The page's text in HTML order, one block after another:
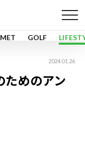
GOLF
2024.01.26
ためのアン